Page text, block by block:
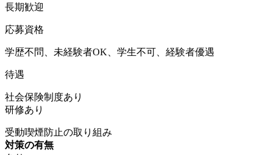
長期歓迎
応募資格
学歴不問、未経験者OK、学生不可、経験者優遇
待遇
社会保険制度あり
研修あり
受動喫煙防止の取り組み
対策の有無